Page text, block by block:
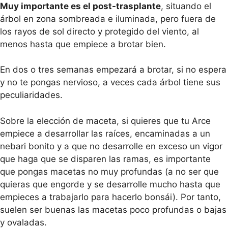
Muy importante es el post-trasplante, situando el
árbol en zona sombreada e iluminada, pero fuera de
los rayos de sol directo y protegido del viento, al
menos hasta que empiece a brotar bien.
En dos o tres semanas empezará a brotar, si no espera
y no te pongas nervioso, a veces cada árbol tiene sus
peculiaridades.
Sobre la elección de maceta, si quieres que tu Arce
empiece a desarrollar las raíces, encaminadas a un
nebari bonito y a que no desarrolle en exceso un vigor
que haga que se disparen las ramas, es importante
que pongas macetas no muy profundas (a no ser que
quieras que engorde y se desarrolle mucho hasta que
empieces a trabajarlo para hacerlo bonsái). Por tanto,
suelen ser buenas las macetas poco profundas o bajas
y ovaladas.